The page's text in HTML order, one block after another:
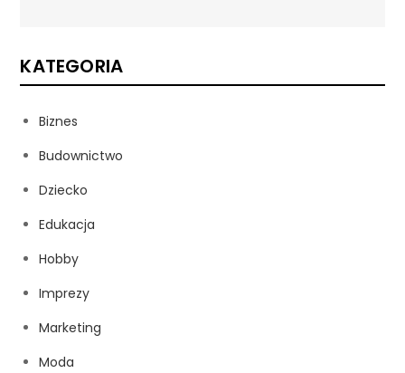
KATEGORIA
Biznes
Budownictwo
Dziecko
Edukacja
Hobby
Imprezy
Marketing
Moda